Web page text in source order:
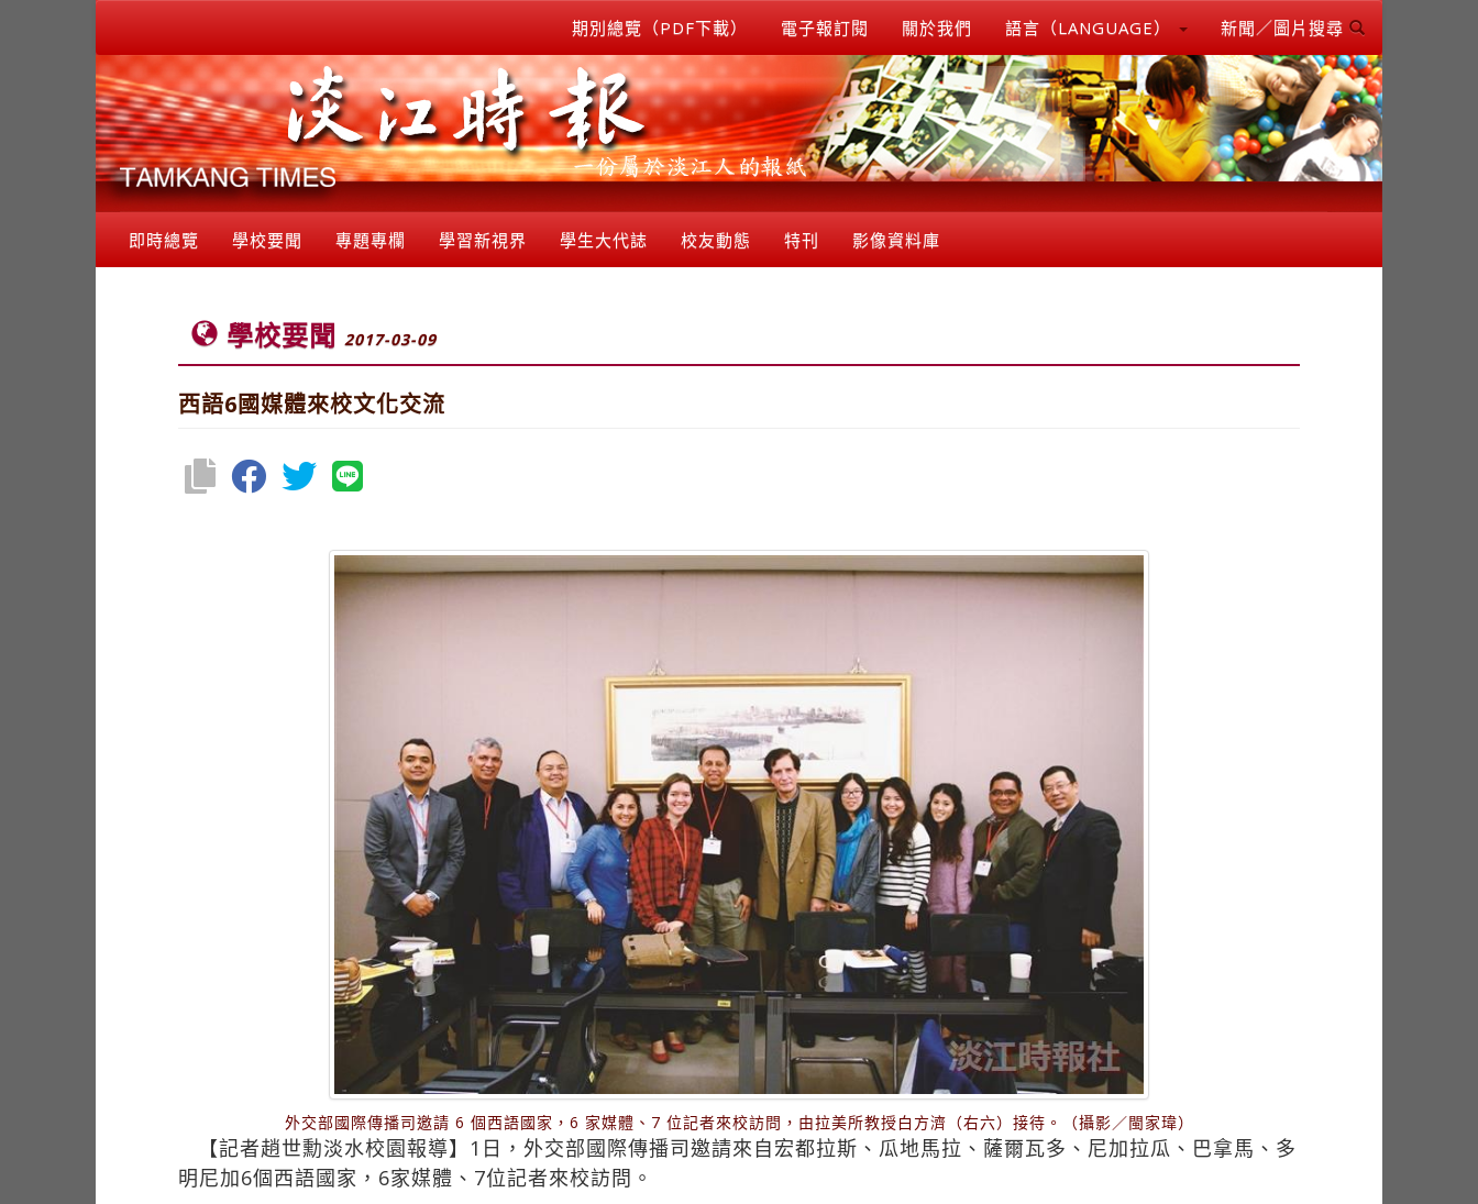
期別總覽（PDF下載） 電子報訂閱 關於我們 語言（LANGUAGE） 新聞／圖片搜尋
即時總覽 學校要聞 專題專欄 學習新視界 學生大代誌 校友動態 特刊 影像資料庫
學校要聞 2017-03-09
西語6國媒體來校文化交流
外交部國際傳播司邀請 6 個西語國家，6 家媒體、7 位記者來校訪問，由拉美所教授白方濟（右六）接待。（攝影／閩家瑋）
【記者趙世勳淡水校園報導】1日，外交部國際傳播司邀請來自宏都拉斯、瓜地馬拉、薩爾瓦多、尼加拉瓜、巴拿馬、多
明尼加6個西語國家，6家媒體、7位記者來校訪問。